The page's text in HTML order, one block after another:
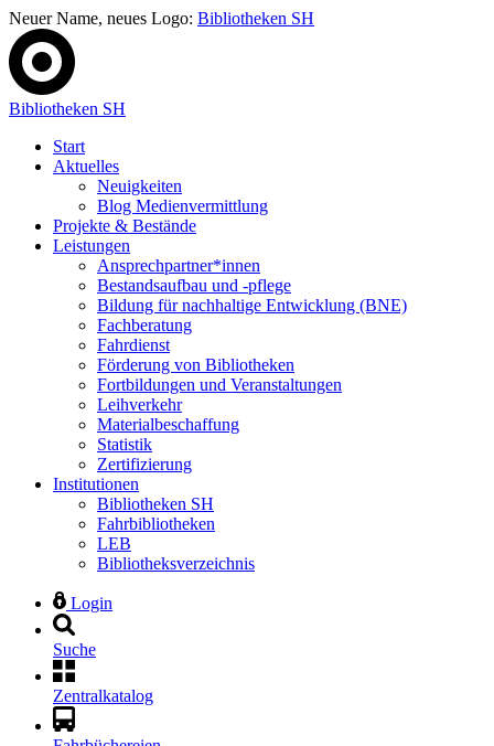
Neuer Name, neues Logo: Bibliotheken SH
Bibliotheken SH
Start
Aktuelles
Neuigkeiten
Blog Medienvermittlung
Projekte & Bestände
Leistungen
Ansprechpartner*innen
Bestandsaufbau und -pflege
Bildung für nachhaltige Entwicklung (BNE)
Fachberatung
Fahrdienst
Förderung von Bibliotheken
Fortbildungen und Veranstaltungen
Leihverkehr
Materialbeschaffung
Statistik
Zertifizierung
Institutionen
Bibliotheken SH
Fahrbibliotheken
LEB
Bibliotheksverzeichnis
Login
Suche
Zentralkatalog